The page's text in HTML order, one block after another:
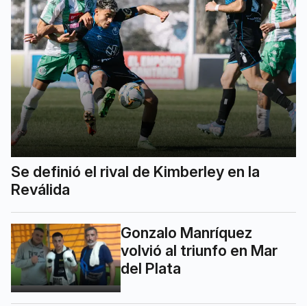
Se definió el rival de Kimberley en la
Reválida
Gonzalo Manríquez
volvió al triunfo en Mar
del Plata